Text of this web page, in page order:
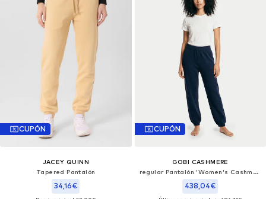
CUPÓN
JACEY QUINN
Tapered Pantalón
34,16€
CUPÓN
GOBI CASHMERE
regular Pantalón 'Women's Cashmere Sweatpants'
438,04€